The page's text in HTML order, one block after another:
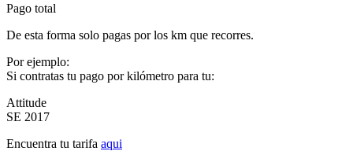
Pago total
De esta forma solo pagas por los km que recorres.
Por ejemplo:
Si contratas tu pago por kilómetro para tu:
Attitude
SE 2017
Encuentra tu tarifa aqui